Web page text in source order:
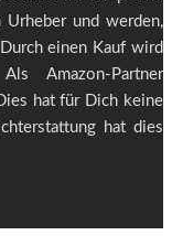
und werden,
einen Kauf wird
Amazon-Partner
hat für Dich keine
hat dies